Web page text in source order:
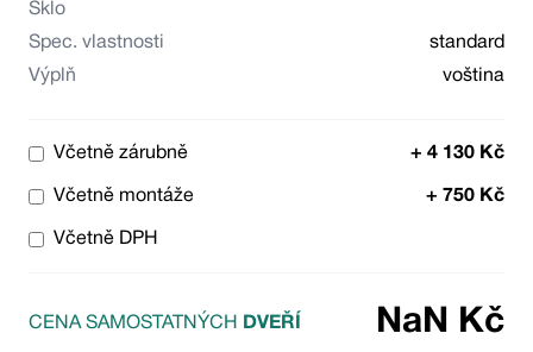
Sklo
Spec. vlastnosti
standard
Výplň
voština
Včetně zárubně + 4 130 Kč
Včetně montáže + 750 Kč
Včetně DPH
CENA SAMOSTATNÝCH DVEŘÍ NaN Kč